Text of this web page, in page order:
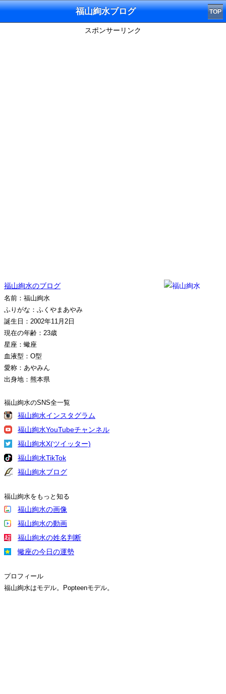
福山絢水ブログ TOP
スポンサーリンク
福山絢水のブログ
名前：福山絢水
ふりがな：ふくやまあやみ
誕生日：2002年11月2日
現在の年齢：23歳
星座：蠍座
血液型：O型
愛称：あやみん
出身地：熊本県
福山絢水のSNS全一覧
福山絢水インスタグラム
福山絢水YouTubeチャンネル
福山絢水X(ツイッター)
福山絢水TikTok
福山絢水ブログ
福山絢水をもっと知る
福山絢水の画像
福山絢水の動画
福山絢水の姓名判断
蠍座の今日の運勢
プロフィール
福山絢水はモデル。Popteenモデル。